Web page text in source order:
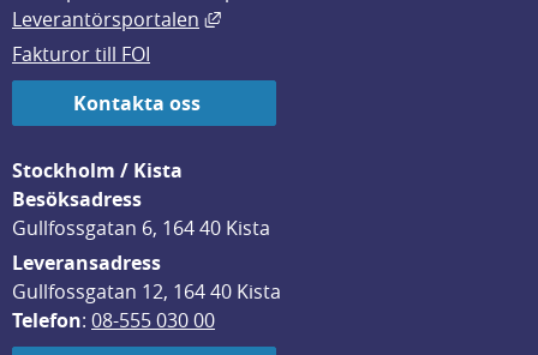
Leverantörsportalen
Länk till annan webbplats, öppnas
Fakturor till FOI
Kontakta oss
Stockholm / Kista
Besöksadress
Gullfossgatan 6, 164 40 Kista
Leveransadress
Gullfossgatan 12, 164 40 Kista
Telefon: 08-555 030 00